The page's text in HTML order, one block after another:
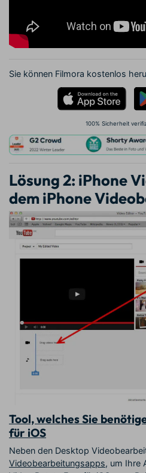
Sie können Filmora kostenlos
100% Sicherheit
Lösung 2: iPhone
dem iPhone
Tool, welches Sie
für iOS
Neben den Desktop
Videobearbeitungsapps, um Ihre